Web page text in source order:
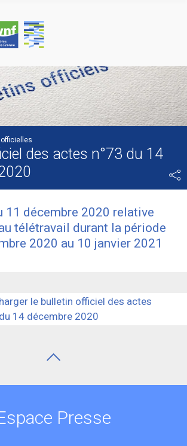
des actes n°73 du 14
11 décembre 2020 relative
télétravail durant la période
2020 au 10 janvier 2021
le bulletin officiel des actes
14 décembre 2020
Presse